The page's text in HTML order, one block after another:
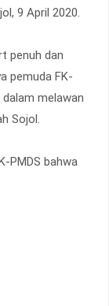
9 April 2020.
penuh dan
pemuda FK-
melawan
Sojol.
PMDS bahwa